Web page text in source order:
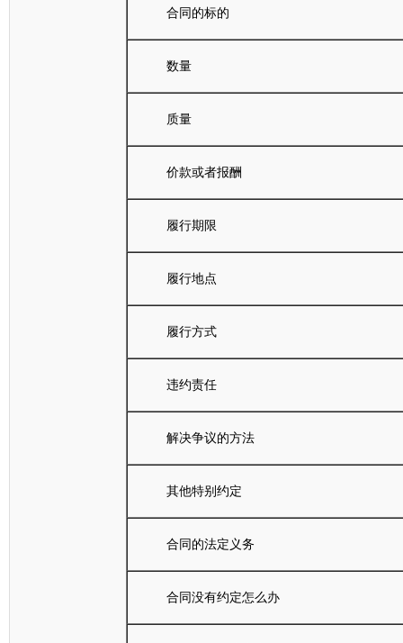
合同的标的
数量
质量
价款或者报酬
履行期限
履行地点
履行方式
违约责任
解决争议的方法
其他特别约定
合同的法定义务
合同没有约定怎么办